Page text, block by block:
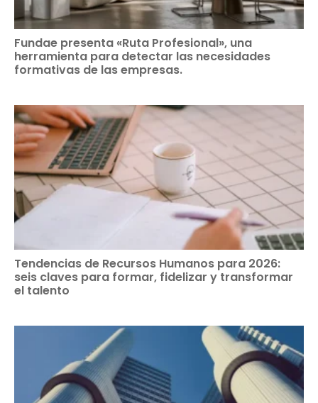
Fundae presenta «Ruta Profesional», una
herramienta para detectar las necesidades
formativas de las empresas.
Tendencias de Recursos Humanos para 2026:
seis claves para formar, fidelizar y transformar
el talento